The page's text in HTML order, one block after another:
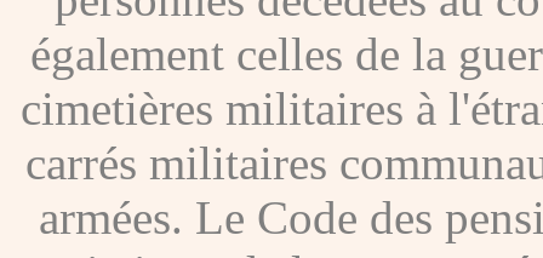
également celles de la
cimetières militaires à
carrés militaires
armées. Le Code des